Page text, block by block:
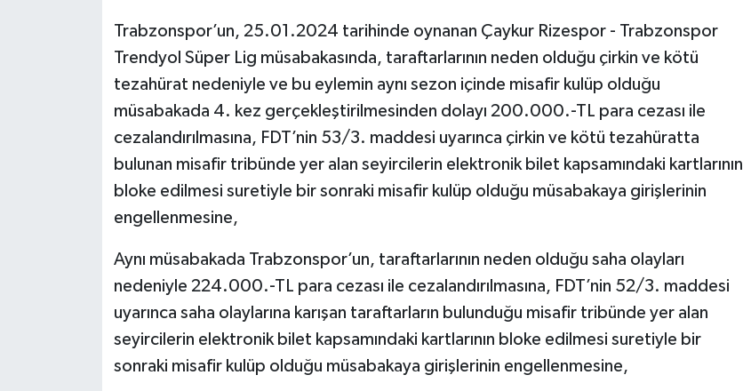
Trabzonspor’un, 25.01.2024 tarihinde oynanan Çaykur Rizespor - Trabzonspor
Trendyol Süper Lig müsabakasında, taraftarlarının neden olduğu çirkin ve kötü
tezahürat nedeniyle ve bu eylemin aynı sezon içinde misafir kulüp olduğu
müsabakada 4. kez gerçekleştirilmesinden dolayı 200.000.-TL para cezası ile
cezalandırılmasına, FDT’nin 53/3. maddesi uyarınca çirkin ve kötü tezahüratta
bulunan misafir tribünde yer alan seyircilerin elektronik bilet kapsamındaki kartlarının
bloke edilmesi suretiyle bir sonraki misafir kulüp olduğu müsabakaya girişlerinin
engellenmesine,
Aynı müsabakada Trabzonspor’un, taraftarlarının neden olduğu saha olayları
nedeniyle 224.000.-TL para cezası ile cezalandırılmasına, FDT’nin 52/3. maddesi
uyarınca saha olaylarına karışan taraftarların bulunduğu misafir tribünde yer alan
seyircilerin elektronik bilet kapsamındaki kartlarının bloke edilmesi suretiyle bir
sonraki misafir kulüp olduğu müsabakaya girişlerinin engellenmesine,